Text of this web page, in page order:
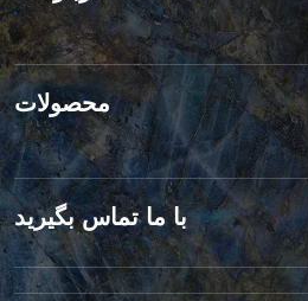
بیشتر ببینید >>
درباره ما
محصولات